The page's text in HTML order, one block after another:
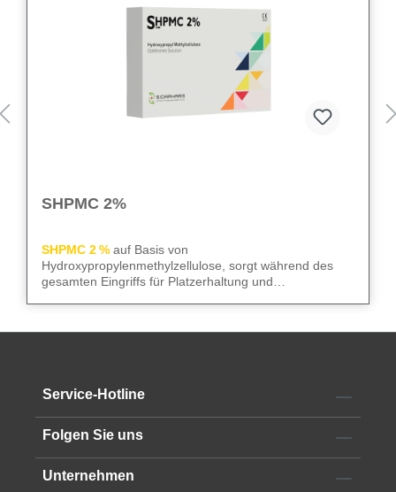
SHPMC 2%
SHPMC 2 % auf Basis von
Hydroxypropylenmethylzellulose, sorgt während des
gesamten Eingriffs für Platzerhaltung und
hohe HPMC-Konzentration. Die 2‑ml-Luer-Lock-Spritze
Alle technischen Informationen finden Sie im
Service-Hotline
Folgen Sie uns
Unternehmen